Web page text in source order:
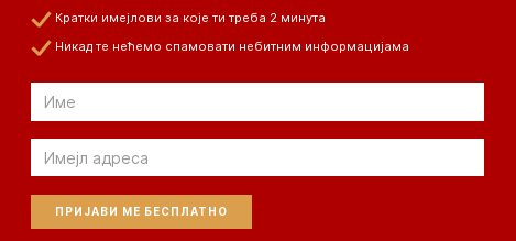
Кратки имејлови за које ти треба 2 минута
Никад те нећемо спамовати небитним информацијама
Email
Email